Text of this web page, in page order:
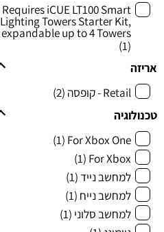
Requires iCUE LT100 Smart
Lighting Towers Starter Kit,
expandable up to 4 Towers
(1)
אריזה
Retail - קופסה
(2)
טכנולוגיה
For Xbox One
(1)
For Xbox
(1)
למחשב נייד (1)
למחשב נייח (1)
למחשב סלוני (1)